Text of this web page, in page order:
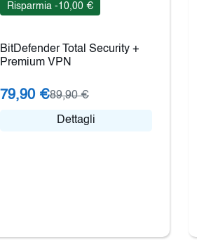
Risparmia -10,00 €
BitDefender Total Security +
Premium VPN
79,90 €89,90 €
Dettagli